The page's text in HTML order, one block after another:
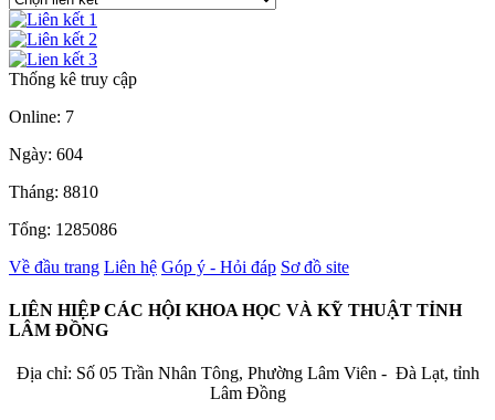
Thống kê truy cập
Online: 7
Ngày: 604
Tháng: 8810
Tổng: 1285086
Về đầu trang Liên hệ Góp ý - Hỏi đáp Sơ đồ site
LIÊN HIỆP CÁC HỘI KHOA HỌC VÀ KỸ THUẬT TỈNH
LÂM ĐỒNG
Địa chỉ: Số 05 Trần Nhân Tông, Phường Lâm Viên - Đà Lạt, tỉnh
Lâm Đồng